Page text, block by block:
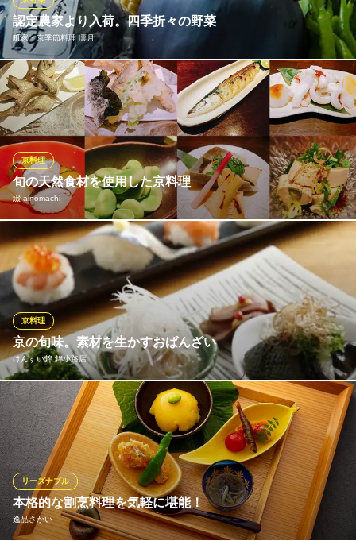
僧伽小野 京都新町別邸
厳選食材の京都旬料理店
阪急京都線烏丸駅 徒歩7分
京都府京都市中京区六角町361 三井ガーデンホテル京都新町別邸1F
認定農家より入荷。四季折々の野菜
町家・京季節料理 凛月
京野菜は栽培量が多い夏と冬を中心に、信頼できる八百屋から仕
入れます。その他、かぼちゃ、じゃがいも、かぶ…などを、長崎
県五島市の契約農家さんより、それぞれの専門家が育てた自信作
をいただいております。四季折々、様々な出合いにご期待くださ
い。
町家・京季節料理 凛月
町家・京季節料理
地下鉄烏丸線烏丸御池駅2番出口 徒歩2分
京都府京都市中京区室町御池上ル御池之町308
旬の天然食材を使用した京料理
綴 ainomachi
京料理
小浜や越前水揚げされる各漁港の地物の新鮮魚介類や、静岡の契
約農家のシュガートマト。山菜は、店主自ら天然の物を山野に採
りに行くので、市場に出回らない物に巡りあえる可能性もござい
ます。 海の素材だけでなく、山の素材（山菜や猪、あまごなど）
も天然素材をご用意しております。
綴 ainomachi
地酒と焼酎豊富な京和食
地下鉄烏丸線烏丸御池駅3-1・3-2番出口 徒歩2分
京都府京都市中京区間之町通御池下ル綿屋町528 烏丸エルビル1F
京の旬味。素材を生かすおばんざい
けんすい錦 錦小路店
京料理
「まずはこれ。」常連様も最初にご注文くださる『おばんざい盛
り合わせ』が当店の名刺代わりです。その時々の旬食材を使っ
た、素朴ながら酒が進む逸品たち。お品書きは日によって変わり
ますが、『切り干し大根』や『小芋の煮っころがし』など定番で
ご用意しているものもございます。本日のおすすめはスタッフま
でお気軽に！
けんすい錦 錦小路店
本格的な割烹料理を気軽に堪能！
逸品さかい
リーズナブル